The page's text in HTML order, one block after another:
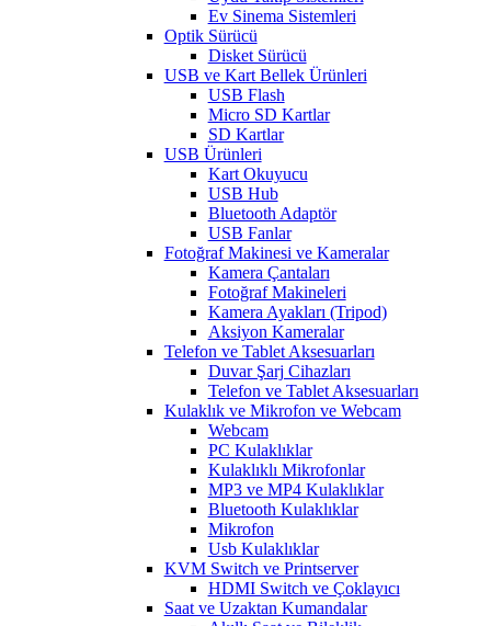
Ev Sinema Sistemleri
Optik Sürücü
Disket Sürücü
USB ve Kart Bellek Ürünleri
USB Flash
Micro SD Kartlar
SD Kartlar
USB Ürünleri
Kart Okuyucu
USB Hub
Bluetooth Adaptör
USB Fanlar
Fotoğraf Makinesi ve Kameralar
Kamera Çantaları
Fotoğraf Makineleri
Kamera Ayakları (Tripod)
Aksiyon Kameralar
Telefon ve Tablet Aksesuarları
Duvar Şarj Cihazları
Telefon ve Tablet Aksesuarları
Kulaklık ve Mikrofon ve Webcam
Webcam
PC Kulaklıklar
Kulaklıklı Mikrofonlar
MP3 ve MP4 Kulaklıklar
Bluetooth Kulaklıklar
Mikrofon
Usb Kulaklıklar
KVM Switch ve Printserver
HDMI Switch ve Çoklayıcı
Saat ve Uzaktan Kumandalar